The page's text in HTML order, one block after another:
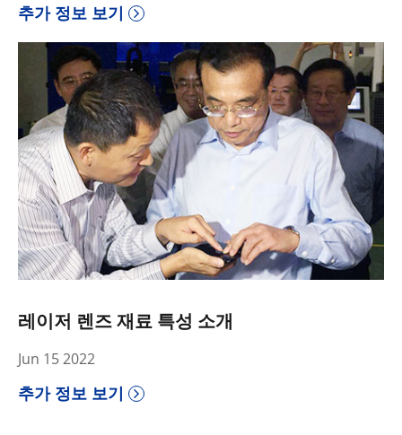
추가 정보 보기
레이저 렌즈 재료 특성 소개
Jun 15 2022
추가 정보 보기